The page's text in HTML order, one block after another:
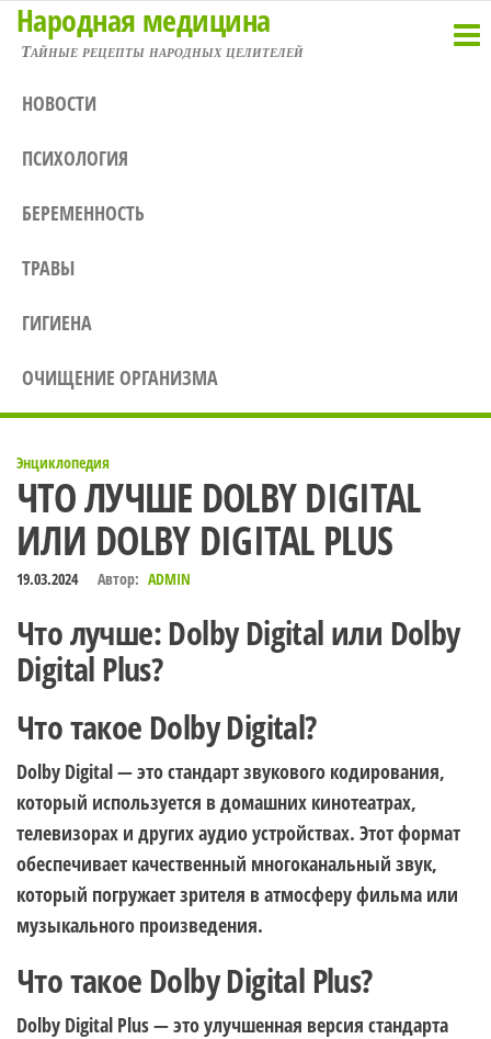
Перейти
Народная медицина
Тайные рецепты народных целителей
НОВОСТИ
ПСИХОЛОГИЯ
БЕРЕМЕННОСТЬ
ТРАВЫ
ГИГИЕНА
ОЧИЩЕНИЕ ОРГАНИЗМА
Энциклопедия
ЧТО ЛУЧШЕ DOLBY DIGITAL
ИЛИ DOLBY DIGITAL PLUS
19.03.2024 Автор: ADMIN
Что лучше: Dolby Digital или Dolby
Digital Plus?
Что такое Dolby Digital?
Dolby Digital — это стандарт звукового кодирования,
который используется в домашних кинотеатрах,
телевизорах и других аудио устройствах. Этот формат
обеспечивает качественный многоканальный звук,
который погружает зрителя в атмосферу фильма или
музыкального произведения.
Что такое Dolby Digital Plus?
Dolby Digital Plus — это улучшенная версия стандарта